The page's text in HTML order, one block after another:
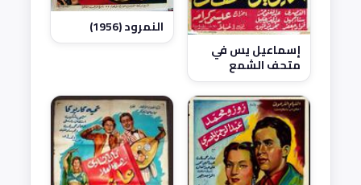
إسماعيل يس في
متحف الشمع
(1956)
النمرود (1956)